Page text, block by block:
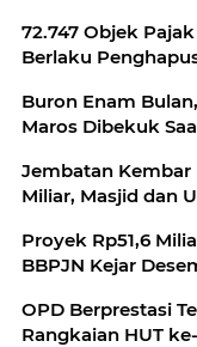
72.747 Objek
Berlaku
Buron Enam
Maros Dibekuk
Jembatan Kembar
Miliar, Masjid dan
Proyek Rp51,6
BBPJN Kejar
OPD Berprestasi
Rangkaian HUT